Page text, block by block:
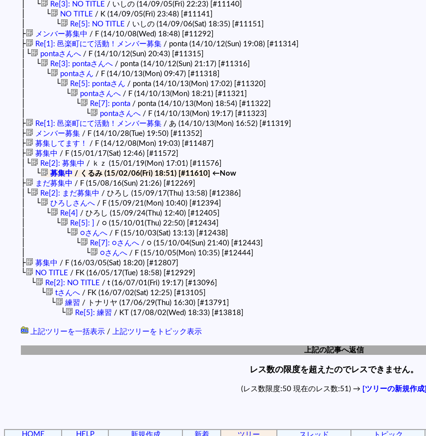
│ └ Re[3]: NO TITLE / いしの (14/09/05(Fri) 22:23) [#11140]
│ └ NO TITLE / K (14/09/05(Fri) 23:48) [#11141]
│ └ Re[5]: NO TITLE / いしの (14/09/06(Sat) 18:35) [#11151]
├ メンバー募集中 / F (14/10/08(Wed) 18:48) [#11292]
├ Re[1]: 邑楽町にて活動！メンバー募集/ ponta (14/10/12(Sun) 19:08) [#11314]
│└ pontaさんへ/ F (14/10/12(Sun) 20:43) [#11315]
│ └ Re[3]: pontaさんへ/ ponta (14/10/12(Sun) 21:17) [#11316]
│ └ pontaさん / F (14/10/13(Mon) 09:47) [#11318]
│ └ Re[5]: pontaさん / ponta (14/10/13(Mon) 17:02) [#11320]
│ └ pontaさんへ/ F (14/10/13(Mon) 18:21) [#11321]
│ └ Re[7]: ponta/ ponta (14/10/13(Mon) 18:54) [#11322]
│ └ pontaさんへ/ F (14/10/13(Mon) 19:17) [#11323]
├ Re[1]: 邑楽町にて活動！メンバー募集/ あ (14/10/13(Mon) 16:52) [#11319]
├ メンバー募集/ F (14/10/28(Tue) 19:50) [#11352]
├ 募集してます！ / F (14/12/08(Mon) 19:03) [#11487]
├ 募集中 / F (15/01/17(Sat) 12:46) [#11572]
│└ Re[2]: 募集中 / ｋｚ (15/01/19(Mon) 17:01) [#11576]
│ └ 募集中 / くるみ (15/02/06(Fri) 18:51) [#11610] ←Now
├ まだ募集中 / F (15/08/16(Sun) 21:26) [#12269]
│└ Re[2]: まだ募集中 / ひろし (15/09/17(Thu) 13:58) [#12386]
│ └ ひろしさんへ/ F (15/09/21(Mon) 10:40) [#12394]
│ └ Re[4] / ひろし (15/09/24(Thu) 12:40) [#12405]
│ └ Re[5]: ] / ○ (15/10/01(Thu) 22:50) [#12434]
│ └ ○さんへ/ F (15/10/03(Sat) 13:13) [#12438]
│ └ Re[7]: ○さんへ/ ○ (15/10/04(Sun) 21:40) [#12443]
│ └ ○さんへ/ F (15/10/05(Mon) 10:35) [#12444]
├ 募集中 / F (16/03/05(Sat) 18:20) [#12807]
└ NO TITLE / FK (16/05/17(Tue) 18:58) [#12929]
└ Re[2]: NO TITLE / t (16/07/01(Fri) 19:17) [#13096]
└ tさんへ/ FK (16/07/02(Sat) 12:25) [#13105]
└ 練習 / トナリヤ (17/06/29(Thu) 16:30) [#13791]
└ Re[5]: 練習 / KT (17/08/02(Wed) 18:33) [#13818]
上記ツリーを一括表示/ 上記ツリーをトピック表示
上記の記事へ返信
レス数の限度を超えたのでレスできません。
(レス数限度:50 現在のレス数:51) → [ツリーの新規作成]
HOME HELP